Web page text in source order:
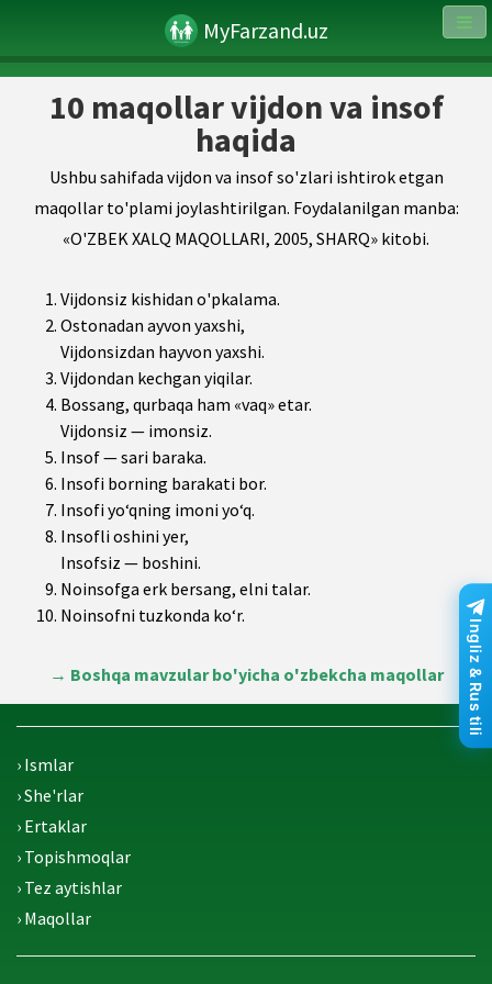
MyFarzand.uz
10 maqollar vijdon va insof
haqida
Ushbu sahifada vijdon va insof so'zlari ishtirok etgan
maqollar to'plami joylashtirilgan. Foydalanilgan manba:
«O'ZBEK XALQ MAQOLLARI, 2005, SHARQ» kitobi.
Vijdonsiz kishidan o'pkalama.
Ostonadan ayvon yaxshi,
Vijdonsizdan hayvon yaxshi.
Vijdondan kechgan yiqilar.
Bossang, qurbaqa ham «vaq» etar.
Vijdonsiz — imonsiz.
Insof — sari baraka.
Insofi borning barakati bor.
Insofi yo‘qning imoni yo‘q.
Insofli oshini yer,
Insofsiz — boshini.
Noinsofga erk bersang, elni talar.
Noinsofni tuzkonda ko‘r.
→ Boshqa mavzular bo'yicha o'zbekcha maqollar
› Ismlar
› She'rlar
› Ertaklar
› Topishmoqlar
› Tez aytishlar
› Maqollar
Ingliz & Rus tili